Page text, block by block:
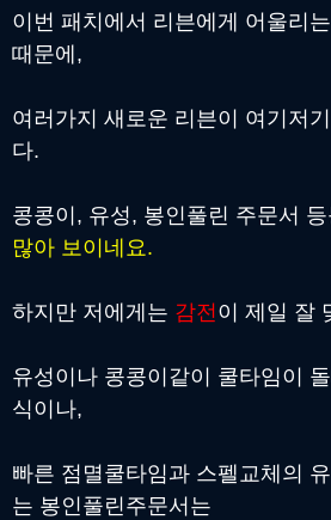
이번 패치에서 리븐에게 어울리
때문에,
여러가지 새로운 리븐이 여기저
다.
콩콩이, 유성, 봉인풀린 주문서 등
많아 보이네요.
하지만 저에게는 감전이 제일 잘
유성이나 콩콩이같이 쿨타임이
식이나,
빠른 점멸쿨타임과 스펠교체의
는 봉인풀린주문서는